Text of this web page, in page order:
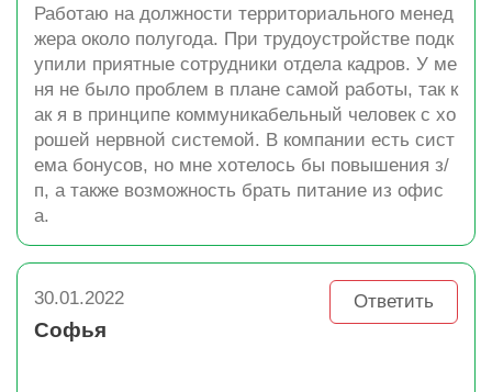
Работаю на должности территориального менед
жера около полугода. При трудоустройстве подк
упили приятные сотрудники отдела кадров. У ме
ня не было проблем в плане самой работы, так к
ак я в принципе коммуникабельный человек с хо
рошей нервной системой. В компании есть сист
ема бонусов, но мне хотелось бы повышения з/
п, а также возможность брать питание из офис
а.
30.01.2022 Ответить
Софья